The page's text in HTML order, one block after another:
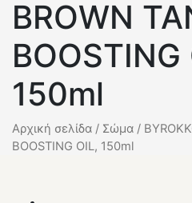
BROWN
BOOSTING
150ml
Αρχική σελίδα / Σώμα /
BOOSTING OIL, 150ml